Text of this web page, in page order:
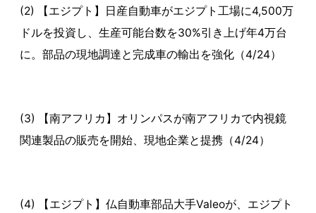
(2) 【エジプト】日産自動車がエジプト工場に4,500万
ドルを投資し、生産可能台数を30%引き上げ年4万台
に。部品の現地調達と完成車の輸出を強化（4/24）
(3) 【南アフリカ】オリンパスが南アフリカで内視鏡
関連製品の販売を開始、現地企業と提携（4/24）
(4) 【エジプト】仏自動車部品大手Valeoが、エジプト